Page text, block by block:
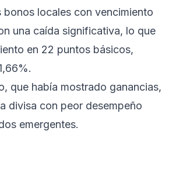
locales con vencimiento
una caída significativa, lo que
en 22 puntos básicos,
que había mostrado ganancias,
divisa con peor desempeño
emergentes.